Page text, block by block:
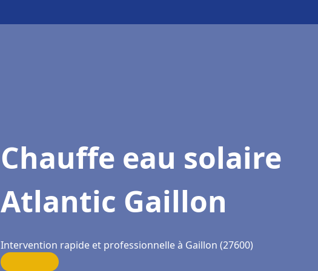
Chauffe eau solaire
Atlantic Gaillon
Intervention rapide et professionnelle à Gaillon (27600)